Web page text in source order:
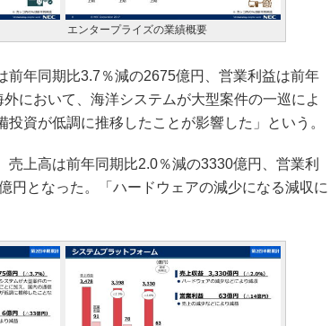
エンタープライズの業績概要
年同期比3.7％減の2675億円、営業利益は前年
において、海洋システムが大型案件の一巡によ
投資が低調に推移したことが影響した」という。
上高は前年同期比2.0％減の3330億円、営業利
円となった。「ハードウェアの減少になる減収に